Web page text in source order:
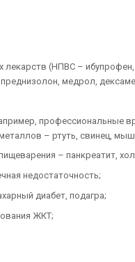
(НПВС –
медрол,
профессиональные
– ртуть, свинец,
– панкреатит,
недостаточность;
диабет, подагра;
ЖКТ;